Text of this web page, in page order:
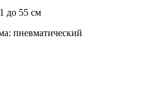
до 55 см
пневматический